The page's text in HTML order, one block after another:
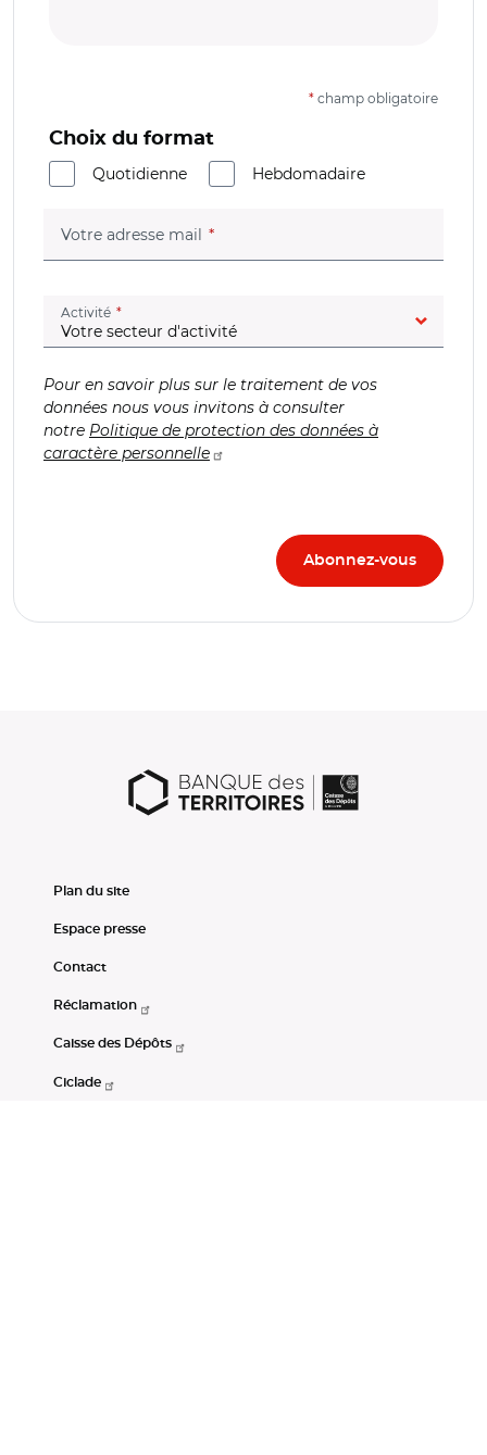
* champ obligatoire
Choix du format
Quotidienne
Hebdomadaire
Votre adresse mail (champ obligatoire)
Activité (champ obligatoire)
Pour en savoir plus sur le traitement de vos
données nous vous invitons à consulter
notre Politique de protection des données à
caractère personnelle
Plan du site
Espace presse
Contact
Réclamation
Caisse des Dépôts
Ciclade